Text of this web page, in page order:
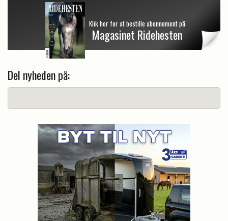
Klik her for at bestille abonnement på
Magasinet Ridehesten
Del nyheden på: